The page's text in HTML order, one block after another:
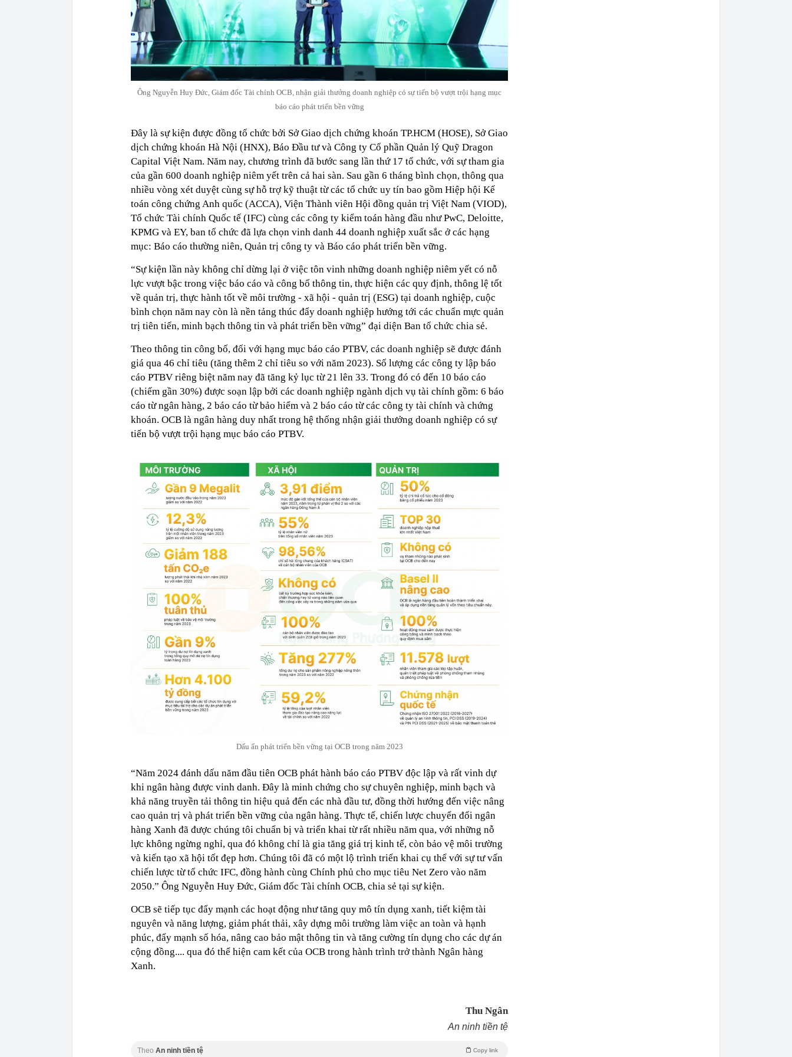
Ông Nguyễn Huy Đức, Giám đốc Tài chính OCB, nhận giải thưởng doanh nghiệp có sự tiến bộ vượt trội hạng mục
báo cáo phát triển bền vững
Đây là sự kiện được đồng tổ chức bởi Sở Giao dịch chứng khoán TP.HCM (HOSE), Sở Giao
dịch chứng khoán Hà Nội (HNX), Báo Đầu tư và Công ty Cổ phần Quản lý Quỹ Dragon
Capital Việt Nam. Năm nay, chương trình đã bước sang lần thứ 17 tổ chức, với sự tham gia
của gần 600 doanh nghiệp niêm yết trên cả hai sàn. Sau gần 6 tháng bình chọn, thông qua
nhiều vòng xét duyệt cùng sự hỗ trợ kỹ thuật từ các tổ chức uy tín bao gồm Hiệp hội Kế
toán công chứng Anh quốc (ACCA), Viện Thành viên Hội đồng quản trị Việt Nam (VIOD),
Tổ chức Tài chính Quốc tế (IFC) cùng các công ty kiểm toán hàng đầu như PwC, Deloitte,
KPMG và EY, ban tổ chức đã lựa chọn vinh danh 44 doanh nghiệp xuất sắc ở các hạng
mục: Báo cáo thường niên, Quản trị công ty và Báo cáo phát triển bền vững.
“Sự kiện lần này không chỉ dừng lại ở việc tôn vinh những doanh nghiệp niêm yết có nỗ
lực vượt bậc trong việc báo cáo và công bố thông tin, thực hiện các quy định, thông lệ tốt
về quản trị, thực hành tốt về môi trường - xã hội - quản trị (ESG) tại doanh nghiệp, cuộc
bình chọn năm nay còn là nền tảng thúc đẩy doanh nghiệp hướng tới các chuẩn mực quản
trị tiên tiến, minh bạch thông tin và phát triển bền vững” đại diện Ban tổ chức chia sẻ.
Theo thông tin công bố, đối với hạng mục báo cáo PTBV, các doanh nghiệp sẽ được đánh
giá qua 46 chỉ tiêu (tăng thêm 2 chỉ tiêu so với năm 2023). Số lượng các công ty lập báo
cáo PTBV riêng biệt năm nay đã tăng kỷ lục từ 21 lên 33. Trong đó có đến 10 báo cáo
(chiếm gần 30%) được soạn lập bởi các doanh nghiệp ngành dịch vụ tài chính gồm: 6 báo
cáo từ ngân hàng, 2 báo cáo từ bảo hiểm và 2 báo cáo từ các công ty tài chính và chứng
khoán. OCB là ngân hàng duy nhất trong hệ thống nhận giải thưởng doanh nghiệp có sự
tiến bộ vượt trội hạng mục báo cáo PTBV.
Dấu ấn phát triển bền vững tại OCB trong năm 2023
“Năm 2024 đánh dấu năm đầu tiên OCB phát hành báo cáo PTBV độc lập và rất vinh dự
khi ngân hàng được vinh danh. Đây là minh chứng cho sự chuyên nghiệp, minh bạch và
khả năng truyền tải thông tin hiệu quả đến các nhà đầu tư, đồng thời hướng đến việc nâng
cao quản trị và phát triển bền vững của ngân hàng. Thực tế, chiến lược chuyển đổi ngân
hàng Xanh đã được chúng tôi chuẩn bị và triển khai từ rất nhiều năm qua, với những nỗ
lực không ngừng nghỉ, qua đó không chỉ là gia tăng giá trị kinh tế, còn bảo vệ môi trường
và kiến tạo xã hội tốt đẹp hơn. Chúng tôi đã có một lộ trình triển khai cụ thể với sự tư vấn
chiến lược từ tổ chức IFC, đồng hành cùng Chính phủ cho mục tiêu Net Zero vào năm
2050.” Ông Nguyễn Huy Đức, Giám đốc Tài chính OCB, chia sẻ tại sự kiện.
OCB sẽ tiếp tục đẩy mạnh các hoạt động như tăng quy mô tín dụng xanh, tiết kiệm tài
nguyên và năng lượng, giảm phát thải, xây dựng môi trường làm việc an toàn và hạnh
phúc, đẩy mạnh số hóa, nâng cao bảo mật thông tin và tăng cường tín dụng cho các dự án
cộng đồng.... qua đó thể hiện cam kết của OCB trong hành trình trở thành Ngân hàng
Xanh.
Thu Ngân
An ninh tiền tệ
Theo An ninh tiền tệ Copy link